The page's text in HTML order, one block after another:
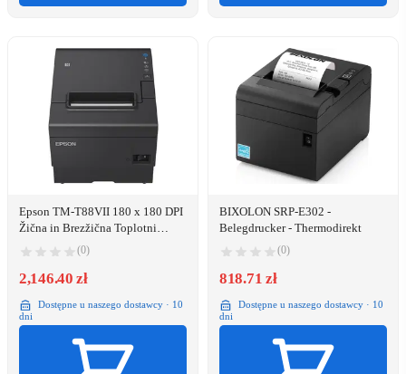
Epson TM-T88VII 180 x 180 DPI
Žična in Brezžična Toplotni
Tiskalnik POS
(0)
2,146.40 zł
Dostępne u naszego dostawcy · 10
dni
BIXOLON SRP-E302 -
Belegdrucker - Thermodirekt
(0)
818.71 zł
Dostępne u naszego dostawcy · 10
dni